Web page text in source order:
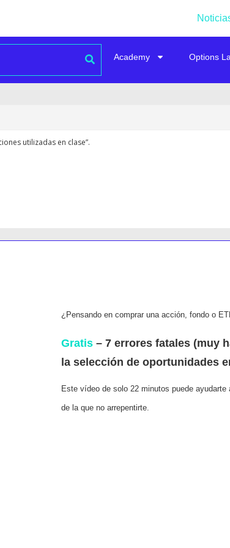
Academy Options
utilizadas en clase”.
¿Pensando en comprar una acción, fondo o
Gratis– 7 errores fatales (muy
la selección de oportunidades
Este vídeo de solo 22 minutos puede ayudarte
de la que no arrepentirte.